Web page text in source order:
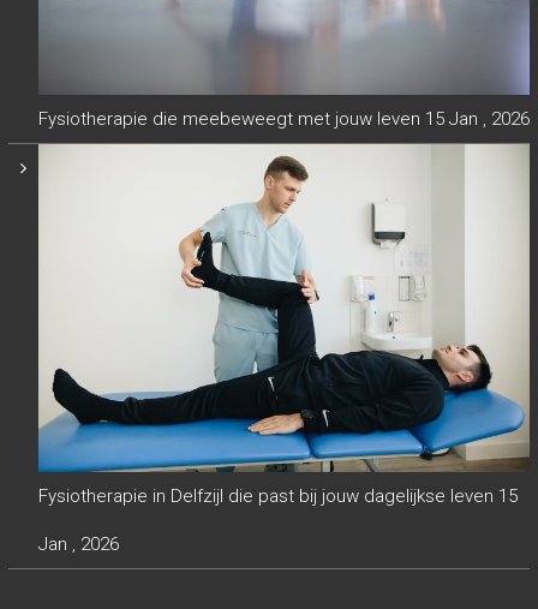
Fysiotherapie die meebeweegt met jouw leven 15 Jan , 2026
Fysiotherapie in Delfzijl die past bij jouw dagelijkse leven 15
Jan , 2026